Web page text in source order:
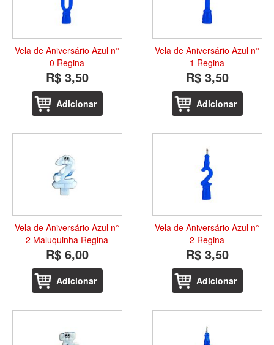
Vela de Aniversário Azul n°
0 Regina
R$ 3,50
Adicionar
Vela de Aniversário Azul n°
1 Regina
R$ 3,50
Adicionar
Vela de Aniversário Azul n°
2 Maluquinha Regina
R$ 6,00
Adicionar
Vela de Aniversário Azul n°
2 Regina
R$ 3,50
Adicionar